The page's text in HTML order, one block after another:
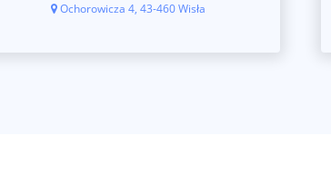
Ochorowicza 4, 43-460 Wisła